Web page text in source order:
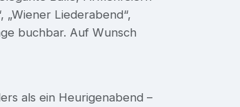
Liederabend“,
buchbar. Auf Wunsch
als ein Heurigenabend –